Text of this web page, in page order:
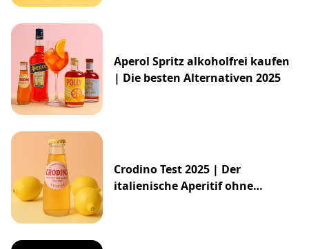
Aperol Spritz alkoholfrei kaufen
| Die besten Alternativen 2025
Crodino Test 2025 | Der
italienische Aperitif ohne